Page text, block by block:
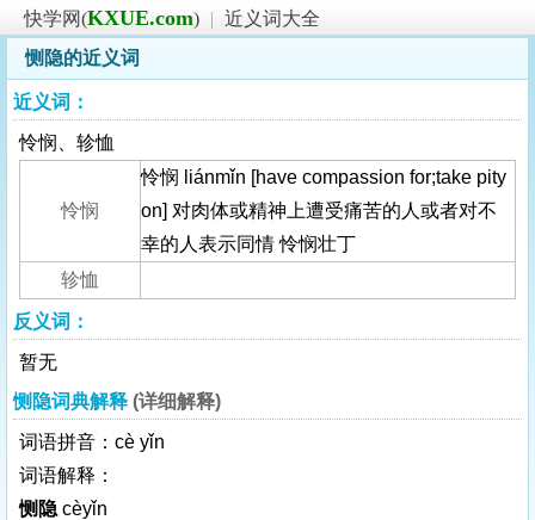
快学网(KXUE.com) | 近义词大全
恻隐的近义词
近义词：
怜悯、轸恤
怜悯
怜悯 liánmǐn [have compassion for;take pity
on] 对肉体或精神上遭受痛苦的人或者对不
幸的人表示同情 怜悯壮丁
轸恤
反义词：
暂无
恻隐词典解释 (详细解释)
词语拼音：cè yǐn
词语解释：
恻隐 cèyǐn